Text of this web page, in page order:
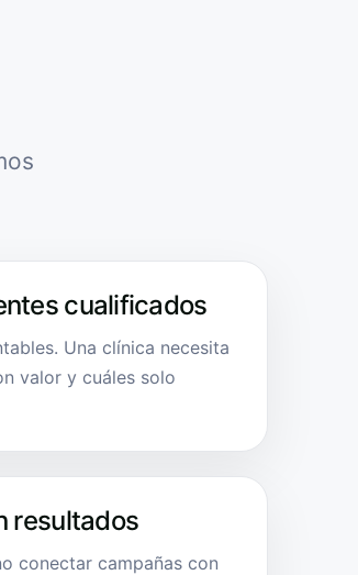
cualificados
Una clínica necesita
valor y cuáles solo
resultados
conectar campañas con